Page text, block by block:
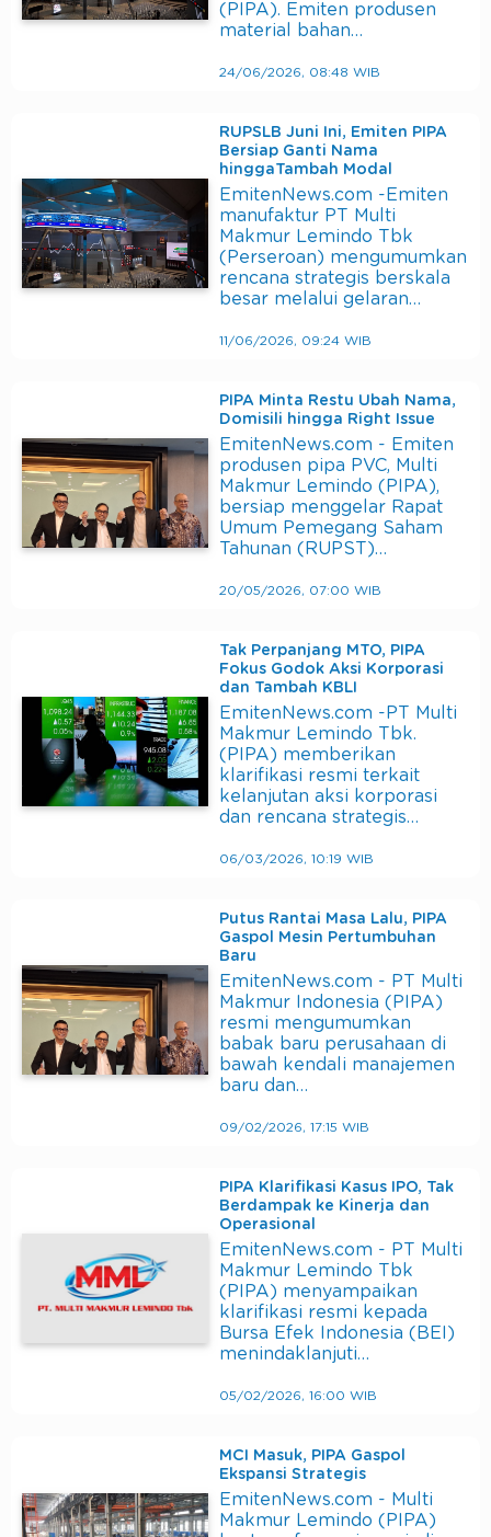
(PIPA). Emiten produsen
material bahan…
24/06/2026, 08:48 WIB
RUPSLB Juni Ini, Emiten PIPA
Bersiap Ganti Nama
hinggaTambah Modal
EmitenNews.com -Emiten
manufaktur PT Multi
Makmur Lemindo Tbk
(Perseroan) mengumumkan
rencana strategis berskala
besar melalui gelaran…
11/06/2026, 09:24 WIB
PIPA Minta Restu Ubah Nama,
Domisili hingga Right Issue
EmitenNews.com - Emiten
produsen pipa PVC, Multi
Makmur Lemindo (PIPA),
bersiap menggelar Rapat
Umum Pemegang Saham
Tahunan (RUPST)…
20/05/2026, 07:00 WIB
Tak Perpanjang MTO, PIPA
Fokus Godok Aksi Korporasi
dan Tambah KBLI
EmitenNews.com -PT Multi
Makmur Lemindo Tbk.
(PIPA) memberikan
klarifikasi resmi terkait
kelanjutan aksi korporasi
dan rencana strategis…
06/03/2026, 10:19 WIB
Putus Rantai Masa Lalu, PIPA
Gaspol Mesin Pertumbuhan
Baru
EmitenNews.com - PT Multi
Makmur Indonesia (PIPA)
resmi mengumumkan
babak baru perusahaan di
bawah kendali manajemen
baru dan…
09/02/2026, 17:15 WIB
PIPA Klarifikasi Kasus IPO, Tak
Berdampak ke Kinerja dan
Operasional
EmitenNews.com - PT Multi
Makmur Lemindo Tbk
(PIPA) menyampaikan
klarifikasi resmi kepada
Bursa Efek Indonesia (BEI)
menindaklanjuti…
05/02/2026, 16:00 WIB
MCI Masuk, PIPA Gaspol
Ekspansi Strategis
EmitenNews.com - Multi
Makmur Lemindo (PIPA)